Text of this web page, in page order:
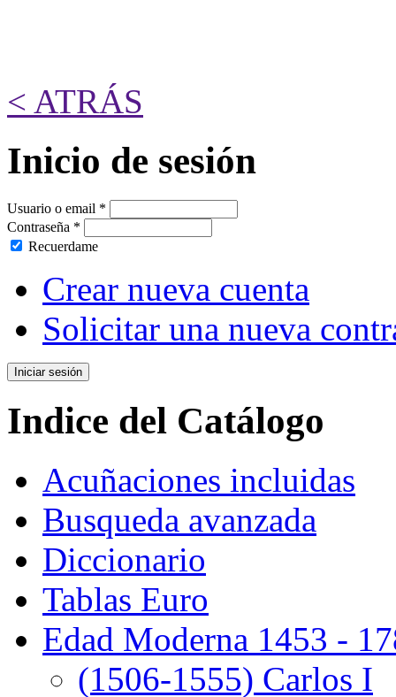
< ATRÁS
Inicio de sesión
Usuario o email *
Contraseña *
Recuerdame
Crear nueva cuenta
Solicitar una nueva
Indice del Catálogo
Acuñaciones incluidas
Busqueda avanzada
Diccionario
Tablas Euro
Edad Moderna 1453 -
(1506-1555) Carlos I